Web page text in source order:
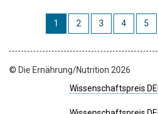
1 2 3 4 5
© Die Ernährung/Nutrition 2026
Wissenschaftspreis